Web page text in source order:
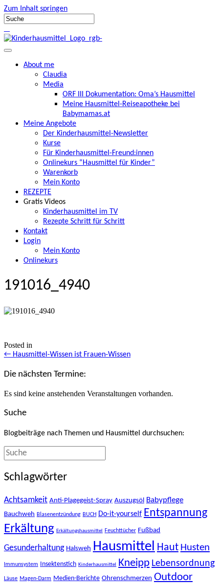
Zum Inhalt springen
About me
Claudia
Media
ORF III Dokumentation: Oma’s Hausmittel
Meine Hausmittel-Reiseapotheke bei
Babymamas.at
Meine Angebote
Der Kinderhausmittel-Newsletter
Kurse
Für Kinderhausmittel-Freund:innen
Onlinekurs “Hausmittel für Kinder”
Warenkorb
Mein Konto
REZEPTE
Gratis Videos
Kinderhausmittel im TV
Rezepte Schritt für Schritt
Kontakt
Login
Mein Konto
Onlinekurs
191016_4940
Posted in
Posts
navigation
← Hausmittel-Wissen ist Frauen-Wissen
Die nächsten Termine:
Es sind keine anstehenden Veranstaltungen vorhanden.
Suche
Blogbeiträge nach Themen und Hausmittel durchsuchen:
Schlagwörter
Achtsamkeit Anti-Plagegeist-Spray Auszugsöl Babypflege
Bauchweh Blasenentzündung BUCH Do-it-yourself Entspannung
Erkältung Erkältungshausmittel Feuchttücher Fußbad
Gesunderhaltung Halsweh Hausmittel Haut Husten
Immunsystem Insektenstich Kinderhausmittel Kneipp Lebensordnung
Läuse Magen-Darm Medien-Berichte Ohrenschmerzen Outdoor